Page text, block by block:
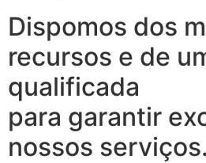
Dispomos dos
recursos e de
qualificada
para garantir
nossos serviços.